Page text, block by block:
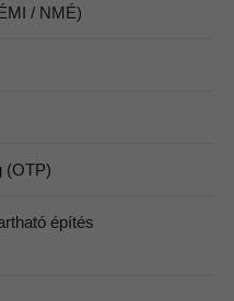
/ NMÉ)
(OTP)
építés